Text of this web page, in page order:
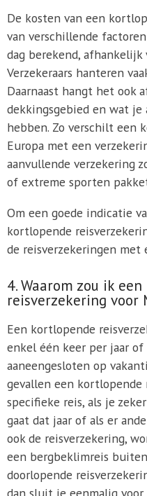
De kosten van een
van verschillende
dag berekend, afhankelijk
Verzekeraars hanteren
Daarnaast hangt het ook
dekkingsgebied en wat
hebben. Zo verschilt een
Europa met een
aanvullende verzekering
of extreme sporten
Om een goede indicatie
kortlopende
de reisverzekeringen met
4. Waarom zou ik
reisverzekering voor
Een kortlopende
enkel één keer per jaar
aaneengesloten op
gevallen een kortlopende
specifieke reis, als je
gaat dat jaar of als er
ook de reisverzekering,
een bergbeklimreis
doorlopende
dan sluit je eenmalig